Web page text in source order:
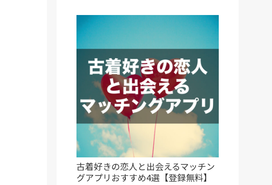
古着好きの恋人と出会えるマッチン
グアプリおすすめ4選【登録無料】